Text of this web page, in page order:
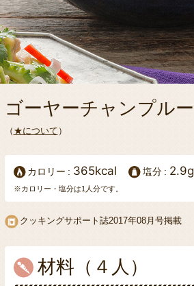
ゴーヤーチャンプルー
（ ★について ）
カロリー 365kcal 塩分 2.9g
※カロリー・塩分は1人分です。
クッキングサポート誌2017年08月号掲載
材料（４人）